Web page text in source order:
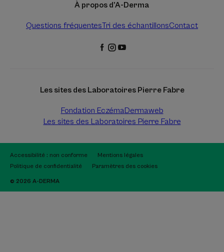
À propos d’A-Derma
Questions fréquentesTri des échantillonsContact
Les sites des Laboratoires Pierre Fabre
Fondation EczémaDermaweb
Les sites des Laboratoires Pierre Fabre
Accessibilité : non conforme
Mentions légales
Politique de confidentialité
Paramètres des cookies
© 2026 A-DERMA